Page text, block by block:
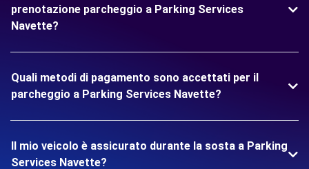
prenotazione parcheggio a Parking Services
Navette?
Quali metodi di pagamento sono accettati per il
parcheggio a Parking Services Navette?
Il mio veicolo è assicurato durante la sosta a Parking
Services Navette?